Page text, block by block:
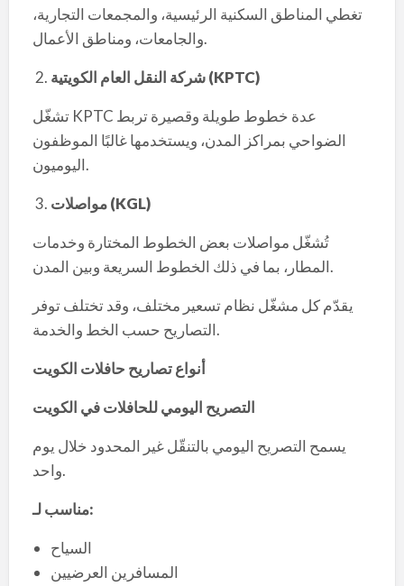
تغطي المناطق السكنية الرئيسية، والمجمعات التجارية،
والجامعات، ومناطق الأعمال.
شركة النقل العام الكويتية(KPTC)
تشغّل KPTC عدة خطوط طويلة وقصيرة تربط
الضواحي بمراكز المدن، ويستخدمها غالبًا الموظفون
اليوميون.
مواصلات(KGL)
تُشغّل مواصلات بعض الخطوط المختارة وخدمات
المطار، بما في ذلك الخطوط السريعة وبين المدن.
يقدّم كل مشغّل نظام تسعير مختلف، وقد تختلف توفر
التصاريح حسب الخط والخدمة.
أنواع تصاريح حافلات الكويت
التصريح اليومي للحافلات في الكويت
يسمح التصريح اليومي بالتنقّل غير المحدود خلال يوم
واحد.
مناسب لـ:
السياح
المسافرين العرضيين